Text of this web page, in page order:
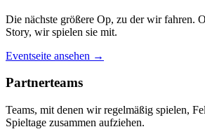
Die nächste größere Op, zu der wir fahren.
Story, wir spielen sie mit.
Eventseite ansehen →
Partnerteams
Teams, mit denen wir regelmäßig spielen,
Spieltage zusammen aufziehen.